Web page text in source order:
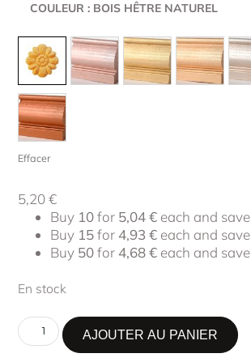
COULEUR : BOIS HÊTRE NATUREL
Effacer
5,20€
Buy 10for 5,04€ each and save
Buy 15for 4,93€ each and save
Buy 50for 4,68€ each and save
En stock
AJOUTER AU PANIER